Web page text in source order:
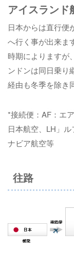
アイスランド
日本からは直行便
へ行く事が出来ま
時期によりますが
ンドンは同日乗り
経由も冬季を除き
*接続便：AF：エ
日本航空、LH」
ナビア航空等
往路